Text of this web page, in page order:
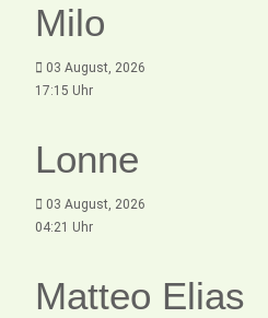
Milo
03 August, 2026
17:15 Uhr
Lonne
03 August, 2026
04:21 Uhr
Matteo Elias